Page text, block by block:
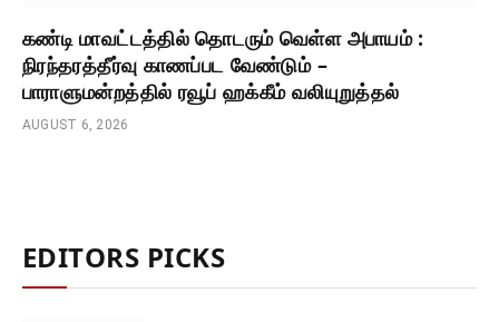
கண்டி மாவட்டத்தில் தொடரும் வெள்ள அபாயம் :
நிரந்தரத்தீர்வு காணப்பட வேண்டும் –
பாராளுமன்றத்தில் ரவூப் ஹக்கீம் வலியுறுத்தல்
AUGUST 6, 2026
EDITORS PICKS